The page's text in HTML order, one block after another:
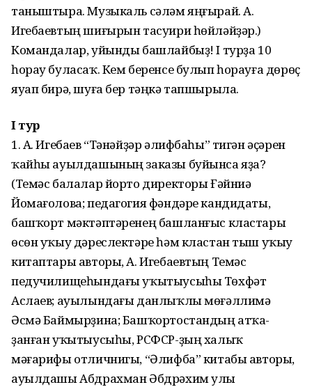
таныштыра. Музыкаль сәләм яңғырай. А.
Игебаевтың шиғырын тасуири һөйләйҙәр.)
Командалар, уйынды башлайбыҙ! I турҙа 10
һорау буласаҡ. Кем беренсе булып һорауға дөрөҫ
яуап бирә, шуға бер тәңкә тапшырыла.
I тур
1. А. Игебаев “Тәнәйҙәр әлифбаһы” тигән әҫәрен
ҡайһы ауылдашының заказы буйынса яҙа?
(Темәс балалар йорто директоры Ғәйниә
Йомағолова; педагогия фәндәре кандидаты,
башҡорт мәктәп­тәренең баш­ланғыс кластары
өсөн уҡыу дәреслектәре һәм кластан тыш уҡыу
китаптары авторы, А. Игебаевтың Темәс
педучилищеһындағы уҡытыу­сыһы Төхфәт
Аслаев; ауылындағы данлыҡлы мөғәллимә
Әсмә Баймырҙина; Баш­ҡор­тостандың атҡа­
ҙанған уҡытыусыһы, РСФСР-ҙың халыҡ
мәғарифы отличнигы, “Әлифба” китабы авторы,
ауылдашы Абдрахман Әбдрәхим улы